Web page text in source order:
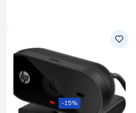
-15%